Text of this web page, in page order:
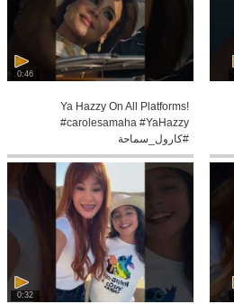
0:46
Ya Hazzy On All Platforms!
#carolesamaha #YaHazzy
#كارول_سماحة
0:32